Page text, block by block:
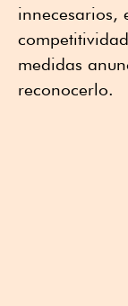
innecesarios,
medidas
reconocerlo.